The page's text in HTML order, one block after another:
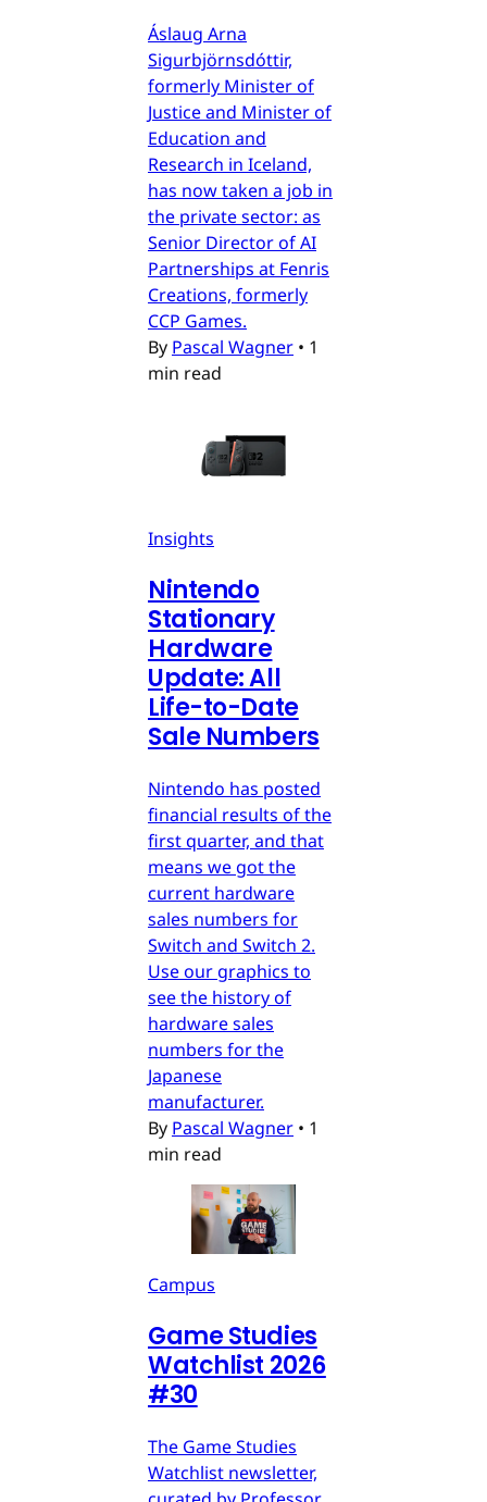
Áslaug Arna
Sigurbjörnsdóttir,
formerly Minister of
Justice and Minister of
Education and
Research in Iceland,
has now taken a job in
the private sector: as
Senior Director of AI
Partnerships at Fenris
Creations, formerly
CCP Games.
By Pascal Wagner • 1
min read
Insights
Nintendo
Stationary
Hardware
Update: All
Life-to-Date
Sale Numbers
Nintendo has posted
financial results of the
first quarter, and that
means we got the
current hardware
sales numbers for
Switch and Switch 2.
Use our graphics to
see the history of
hardware sales
numbers for the
Japanese
manufacturer.
By Pascal Wagner • 1
min read
Campus
Game Studies
Watchlist 2026
#30
The Game Studies
Watchlist newsletter,